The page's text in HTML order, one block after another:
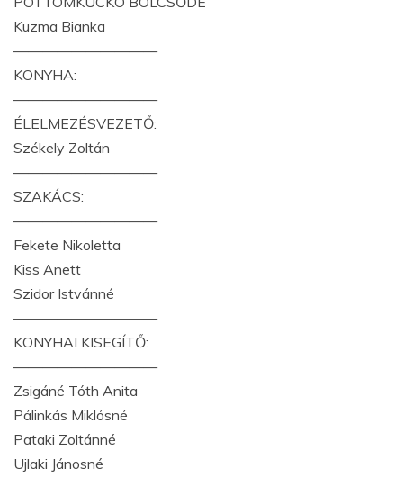
Kuzma Bianka
——————————
KONYHA:
——————————
ÉLELMEZÉSVEZETŐ:
Székely Zoltán
——————————
SZAKÁCS:
——————————
Fekete Nikoletta
Kiss Anett
Szidor Istvánné
——————————
KONYHAI KISEGÍTŐ:
——————————
Zsigáné Tóth Anita
Pálinkás Miklósné
Pataki Zoltánné
Ujlaki Jánosné